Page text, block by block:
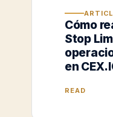
Cómo
Stop
en
READ